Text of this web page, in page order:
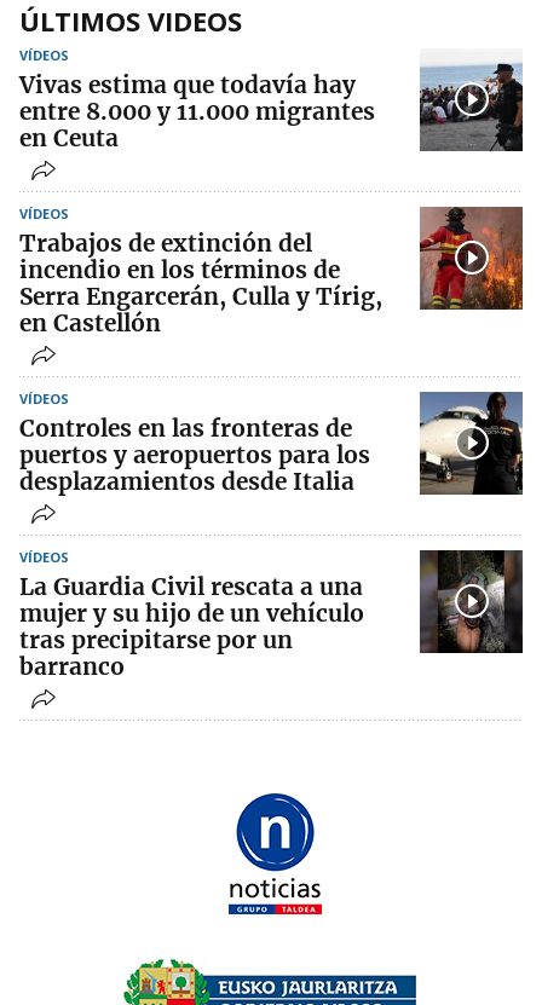
ÚLTIMOS VIDEOS
VÍDEOS
Vivas estima que todavía hay
entre 8.000 y 11.000 migrantes
en Ceuta
VÍDEOS
Trabajos de extinción del
incendio en los términos de
Serra Engarcerán, Culla y Tírig,
en Castellón
VÍDEOS
Controles en las fronteras de
puertos y aeropuertos para los
desplazamientos desde Italia
VÍDEOS
La Guardia Civil rescata a una
mujer y su hijo de un vehículo
tras precipitarse por un
barranco